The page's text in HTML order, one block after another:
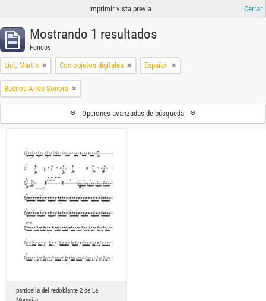
Imprimir vista previa Cerrar
Mostrando 1 resultados
Fondos
Liut, Martín Con objetos digitales Español
Buenos Aires Sonora
Opciones avanzadas de búsqueda
particella del redoblante 2 de La